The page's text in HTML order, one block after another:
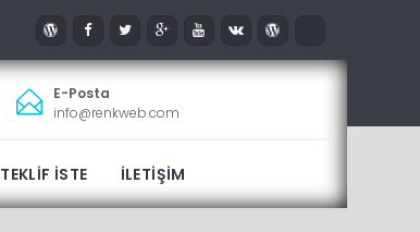
E-Posta
info@renkweb.com
TEKLİF İSTE İLETİŞİM